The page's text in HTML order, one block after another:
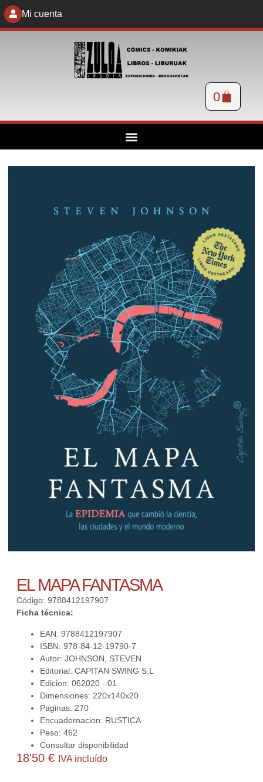
Mi cuenta
0
EL MAPA FANTASMA
Código: 9788412197907
Ficha técnica:
EAN: 9788412197907
ISBN: 978-84-12-19790-7
Autor: JOHNSON, STEVEN
Editorial: CAPITAN SWING S.L
Edicion: 062020 - 01
Dimensiones: 220x140x20
Paginas: 270
Encuadernacion: RUSTICA
Peso: 462
Consultar disponibilidad
18'50 € IVA incluído